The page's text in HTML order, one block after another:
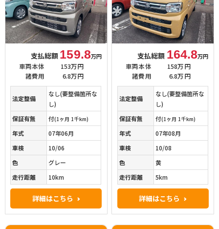
支払総額 159.8万円
車両本体
153万円
諸費用
6.8万円
法定整備
なし(要整備箇所な
し)
保証有無
付(1ヶ月 1千km)
年式
07年06月
車検
10/06
色
グレー
走行距離
10km
詳細はこちら
支払総額 164.8万円
車両本体
158万円
諸費用
6.8万円
法定整備
なし(要整備箇所な
し)
保証有無
付(1ヶ月 1千km)
年式
07年08月
車検
10/08
色
黄
走行距離
5km
詳細はこちら